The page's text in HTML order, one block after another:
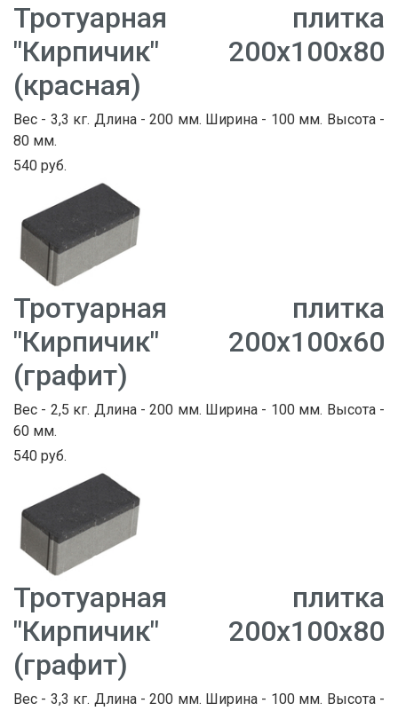
Тротуарная плитка
"Кирпичик" 200х100х80
(красная)
Вес - 3,3 кг. Длина - 200 мм. Ширина - 100 мм. Высота -
80 мм.
540 руб.
Тротуарная плитка
"Кирпичик" 200х100х60
(графит)
Вес - 2,5 кг. Длина - 200 мм. Ширина - 100 мм. Высота -
60 мм.
540 руб.
Тротуарная плитка
"Кирпичик" 200х100х80
(графит)
Вес - 3,3 кг. Длина - 200 мм. Ширина - 100 мм. Высота -